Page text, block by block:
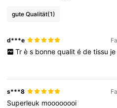
4,78 350K Follower
gute Qualität(1)
d***e
Tr è s bonne qualit é de tissu je
s***8
Superleuk moooooooi